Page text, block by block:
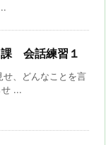
課 会話練習１
せ、どんなことを言
...